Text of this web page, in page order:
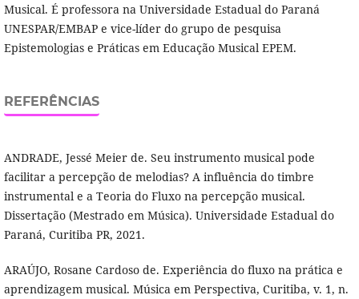
Musical. É professora na Universidade Estadual do Paraná
UNESPAR/EMBAP e vice-líder do grupo de pesquisa
Epistemologias e Práticas em Educação Musical EPEM.
REFERÊNCIAS
ANDRADE, Jessé Meier de. Seu instrumento musical pode
facilitar a percepção de melodias? A influência do timbre
instrumental e a Teoria do Fluxo na percepção musical.
Dissertação (Mestrado em Música). Universidade Estadual do
Paraná, Curitiba PR, 2021.
ARAÚJO, Rosane Cardoso de. Experiência do fluxo na prática e
aprendizagem musical. Música em Perspectiva, Curitiba, v. 1, n.